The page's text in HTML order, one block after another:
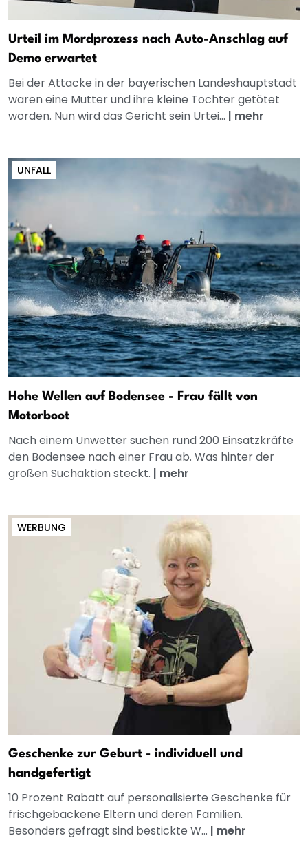
Urteil im Mordprozess nach Auto-Anschlag auf
Demo erwartet
Bei der Attacke in der bayerischen Landeshauptstadt
waren eine Mutter und ihre kleine Tochter getötet
worden. Nun wird das Gericht sein Urtei... | mehr
UNFALL
Hohe Wellen auf Bodensee - Frau fällt von
Motorboot
Nach einem Unwetter suchen rund 200 Einsatzkräfte
den Bodensee nach einer Frau ab. Was hinter der
großen Suchaktion steckt. | mehr
WERBUNG
Geschenke zur Geburt - individuell und
handgefertigt
10 Prozent Rabatt auf personalisierte Geschenke für
frischgebackene Eltern und deren Familien.
Besonders gefragt sind bestickte W... | mehr